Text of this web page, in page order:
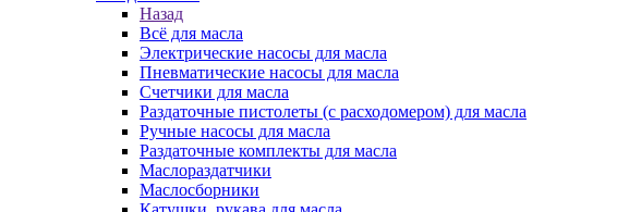
Назад
Всё для масла
Электрические насосы для масла
Пневматические насосы для масла
Счетчики для масла
Раздаточные пистолеты (с расходомером) для масла
Ручные насосы для масла
Раздаточные комплекты для масла
Маслораздатчики
Маслосборники